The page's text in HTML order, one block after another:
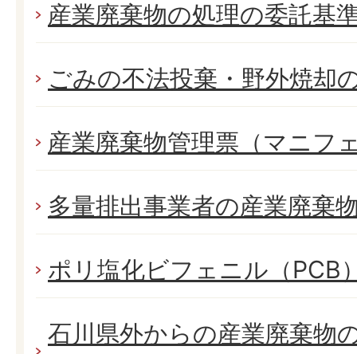
産業廃棄物の処理の委託基
ごみの不法投棄・野外焼却
産業廃棄物管理票（マニフ
多量排出事業者の産業廃棄
ポリ塩化ビフェニル（PCB
石川県外からの産業廃棄物